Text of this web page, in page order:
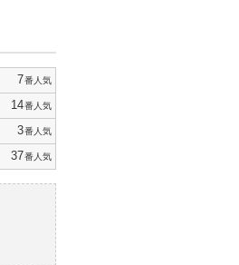
7番人気
14番人気
3番人気
37番人気